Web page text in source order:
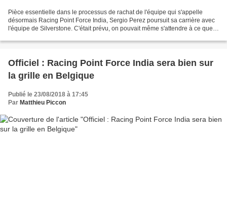
Pièce essentielle dans le processus de rachat de l'équipe qui s'appelle
désormais Racing Point Force India, Sergio Perez poursuit sa carrière avec
l'équipe de Silverstone. C'était prévu, on pouvait même s'attendre à ce que
Officiel : Racing Point Force India sera bien sur
la grille en Belgique
Publié le 23/08/2018 à 17:45
Par Matthieu Piccon